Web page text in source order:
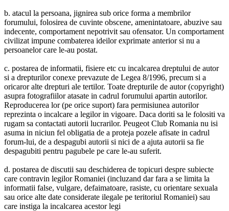
b. atacul la persoana, jignirea sub orice forma a membrilor
forumului, folosirea de cuvinte obscene, amenintatoare, abuzive sau
indecente, comportament nepotrivit sau ofensator. Un comportament
civilizat impune combaterea ideilor exprimate anterior si nu a
persoanelor care le-au postat.
c. postarea de informatii, fisiere etc cu incalcarea dreptului de autor
si a drepturilor conexe prevazute de Legea 8/1996, precum si a
oricaror alte drepturi ale tertilor. Toate drepturile de autor (copyright)
asupra fotografiilor atasate in cadrul forumului apartin autorilor.
Reproducerea lor (pe orice suport) fara permisiunea autorilor
reprezinta o incalcare a legilor in vigoare. Daca doriti sa le folositi va
rugam sa contactati autorii lucrarilor. Peugeot Club Romania nu isi
asuma in niciun fel obligatia de a proteja pozele afisate in cadrul
forum-lui, de a despagubi autorii si nici de a ajuta autorii sa fie
despagubiti pentru pagubele pe care le-au suferit.
d. postarea de discutii sau deschiderea de topicuri despre subiecte
care contravin legilor Romaniei (incluzand dar fara a se limita la
informatii false, vulgare, defaimatoare, rasiste, cu orientare sexuala
sau orice alte date considerate ilegale pe teritoriul Romaniei) sau
care instiga la incalcarea acestor legi